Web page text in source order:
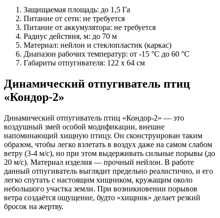
Защищаемая площадь: до 1,5 Га
Питание от сети: не требуется
Питание от аккумулятора: не требуется
Радиус действия, м: до 70 м
Материал: нейлон и стеклопластик (каркас)
Диапазон рабочих температур: от -15 °С до 60 °С
Габариты отпугивателя: 122 х 64 см
Динамический отпугиватель птиц
«Кондор-2»
Динамический отпугиватель птиц «Кондор-2» — это
воздушный змей особой модификации, внешне
напоминающий хищную птицу. Он сконструирован таким
образом, чтобы легко взлетать в воздух даже на самом слабом
ветру (3-4 м/c), но при этом выдерживать сильные порывы (до
20 м/c). Материал изделия — прочный нейлон. В работе
данный отпугиватель выглядит предельно реалистично, и его
легко спутать с настоящим хищником, кружащим около
небольшого участка земли. При возникновении порывов
ветра создаётся ощущение, будто «хищник» делает резкий
бросок на жертву.